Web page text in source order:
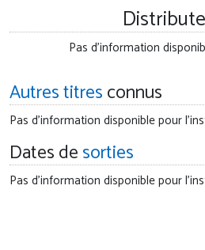
Pas d'information
Autres titresconnus
Pas d'information disponible pour
Dates desorties
Pas d'information disponible pour